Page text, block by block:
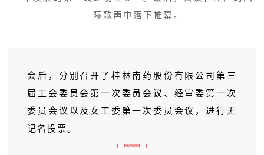
际歌声中落下帷幕。
会后，分别召开了桂林南药股份有限公司第三
届工会委员会第一次委员会议、经审委第一次
委员会议以及女工委第一次委员会议，进行无
记名投票。
投票选举结果